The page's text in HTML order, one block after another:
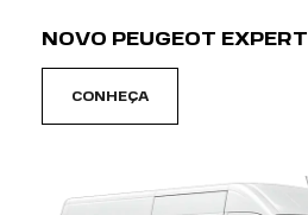
NOVO PEUGEOT EXPERT
CONHEÇA